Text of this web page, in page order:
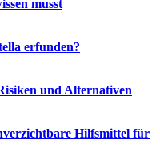
musst
erfunden?
und Alternativen
Hilfsmittel für